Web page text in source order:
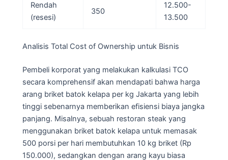
Rendah
(resesi)
350
12.500-
13.500
Analisis Total Cost of Ownership untuk Bisnis
Pembeli korporat yang melakukan kalkulasi TCO
secara komprehensif akan mendapati bahwa harga
arang briket batok kelapa per kg Jakarta yang lebih
tinggi sebenarnya memberikan efisiensi biaya jangka
panjang. Misalnya, sebuah restoran steak yang
menggunakan briket batok kelapa untuk memasak
500 porsi per hari membutuhkan 10 kg briket (Rp
150.000), sedangkan dengan arang kayu biasa